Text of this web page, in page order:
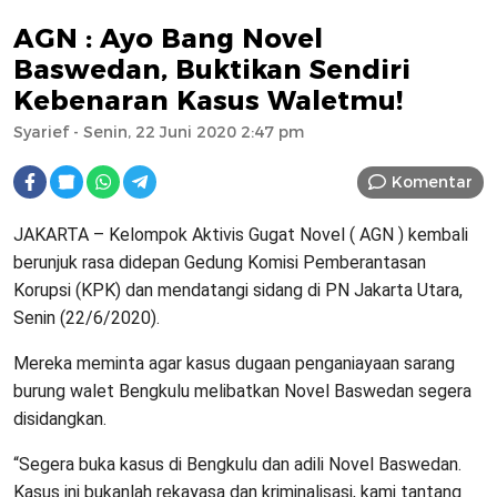
AGN : Ayo Bang Novel
Baswedan, Buktikan Sendiri
Kebenaran Kasus Waletmu!
Syarief- Senin, 22 Juni 2020 2:47 pm
Komentar
JAKARTA – Kelompok Aktivis Gugat Novel ( AGN ) kembali
berunjuk rasa didepan Gedung Komisi Pemberantasan
Korupsi (KPK) dan mendatangi sidang di PN Jakarta Utara,
Senin (22/6/2020).
Mereka meminta agar kasus dugaan penganiayaan sarang
burung walet Bengkulu melibatkan Novel Baswedan segera
disidangkan.
“Segera buka kasus di Bengkulu dan adili Novel Baswedan.
Kasus ini bukanlah rekayasa dan kriminalisasi, kami tantang